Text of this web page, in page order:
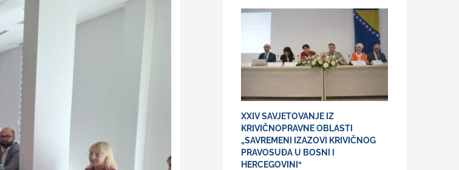
XXIV SAVJETOVANJE IZ
KRIVIČNOPRAVNE OBLASTI
„SAVREMENI IZAZOVI KRIVIČNOG
PRAVOSUĐA U BOSNI I
HERCEGOVINI“